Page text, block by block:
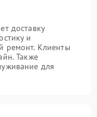
доставку
и
ремонт. Клиенты
Также
для